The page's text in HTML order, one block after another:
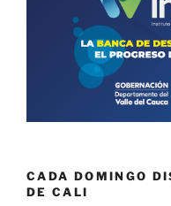
CADA DOMINGO
DE CALI